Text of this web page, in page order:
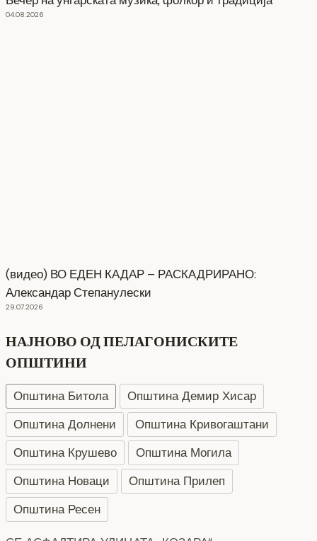
04.08.2026
(видео) ВО ЕДЕН КАДАР – РАСКАДРИРАНО:
Александар Степанулески
29.07.2026
НАЈНОВО ОД ПЕЛАГОНИСКИТЕ
ОПШТИНИ
Општина Битола
Општина Демир Хисар
Општина Долнени
Општина Кривогаштани
Општина Крушево
Општина Могила
Општина Новаци
Општина Прилеп
Општина Ресен
СЕ АСФАЛТИРА УЛИЦАТА „КОЗАРА“
6 август 2026